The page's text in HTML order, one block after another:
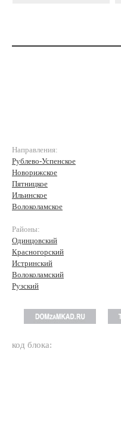
Направления:
Рублево-Успенское
Новорижское
Пятницкое
Ильинское
Волоколамское
Районы:
Одинцовский
Красногорский
Истринский
Волоколамский
Рузский
код блока: